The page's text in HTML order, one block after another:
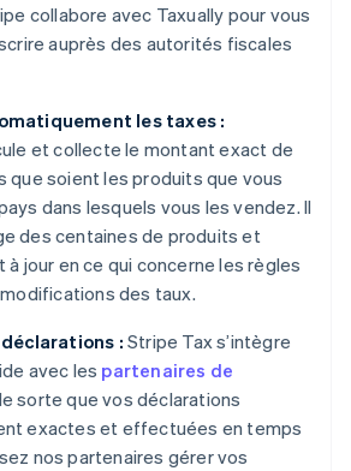
collabore avec Taxually pour vous
auprès des autorités fiscales
les taxes :
et collecte le montant exact de
que soient les produits que vous
dans lesquels vous les vendez. Il
des centaines de produits et
jour en ce qui concerne les règles
des taux.
: Stripe Tax s’intègre
avec les partenaires de
sorte que vos déclarations
exactes et effectuées en temps
nos partenaires gérer vos